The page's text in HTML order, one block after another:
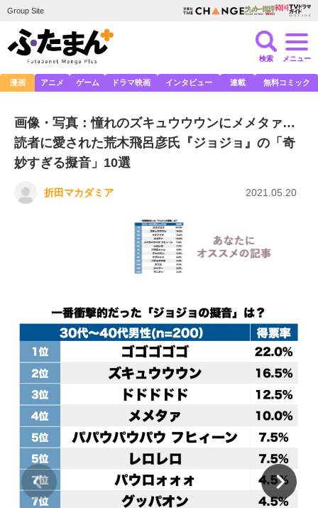
Group Site
検索 メニュー
漫画 アニメ ゲーム ドラマ映画 インタビュー 連載 無料コミック
画像・写真：憧れのズキュウウウンにメメタァ…
読者に愛された荒木飛呂彦氏『ジョジョ』の「奇
妙すぎる擬音」10選
折田マカダミア 2021.05.20